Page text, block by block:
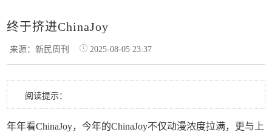
终于挤进ChinaJoy
来源：新民周刊 2025-08-05 23:37
阅读提示：
年年看ChinaJoy，今年的ChinaJoy不仅动漫浓度拉满，更与上